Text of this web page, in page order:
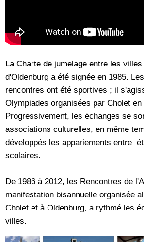
La Charte de jumelage entre les
d'Oldenburg a été signée en 1985.
rencontres ont été sportives ; il
Olympiades organisées par Cholet en
Progressivement, les échanges se
associations culturelles, en même
développés les appariements entre
scolaires.
De 1986 à 2012, les Rencontres de
manifestation bisannuelle organisée
Cholet et à Oldenburg, a rythmé les
villes.